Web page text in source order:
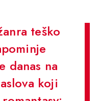
teško
danas na
koji